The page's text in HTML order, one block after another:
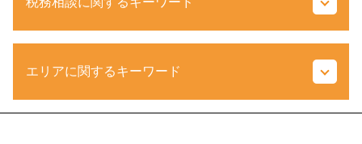
代償分割 相続税
包括受遺者 とは
小規模宅地等の特例 わかりやすく
土地 購入 税金
青色 申告 決算書 とは
売上総利益 とは
エリアに関するキーワード